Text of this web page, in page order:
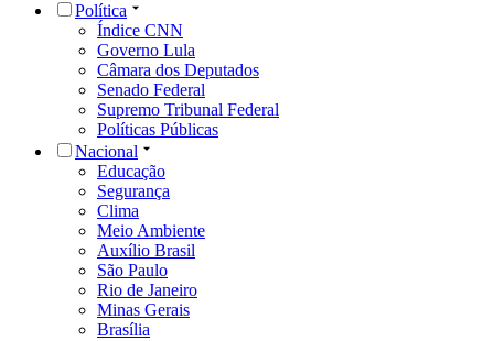
Política
Índice CNN
Governo Lula
Câmara dos Deputados
Senado Federal
Supremo Tribunal Federal
Políticas Públicas
Nacional
Educação
Segurança
Clima
Meio Ambiente
Auxílio Brasil
São Paulo
Rio de Janeiro
Minas Gerais
Brasília